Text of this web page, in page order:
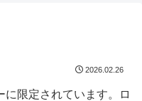
2026.02.26
に限定されています。ロ